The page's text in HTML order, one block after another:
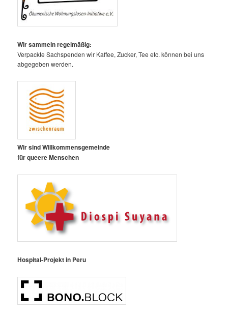
Wir sammeln regelmäßig:
Verpackte Sachspenden wir Kaffee, Zucker, Tee etc. können bei uns
abgegeben werden.
Wir sind Willkommensgemeinde
für queere Menschen
Hospital-Projekt in Peru